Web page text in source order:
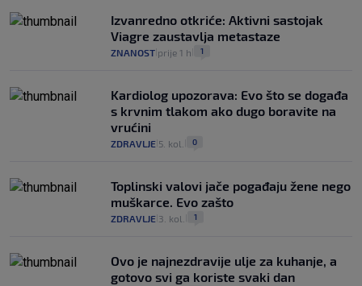
Izvanredno otkriće: Aktivni sastojak
Viagre zaustavlja metastaze
ZNANOST prije 1 h 1
Kardiolog upozorava: Evo što se događa
s krvnim tlakom ako dugo boravite na
vrućini
ZDRAVLJE 5. kol. 0
Toplinski valovi jače pogađaju žene nego
muškarce. Evo zašto
ZDRAVLJE 3. kol. 1
Ovo je najnezdravije ulje za kuhanje, a
gotovo svi ga koriste svaki dan